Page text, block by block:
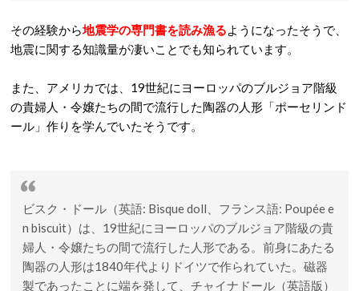
その経験から地震学の専門書を読み漁るようになったそうで、
地震に関する知識量が凄いことでも知られています。
また、アメリカでは、19世紀にヨーロッパのブルジョア階級
の貴婦人・令嬢たちの間で流行した陶器の人形「ポーセリンド
ール」作りを学んでいたそうです。
ビスク・ドール（英語: Bisque doll、フランス語: Poupée e
n biscuit）は、19世紀にヨーロッパのブルジョア階級の貴
婦人・令嬢たちの間で流行した人形である。前身にあたる
陶器の人形は1840年代よりドイツで作られていた。磁器
製であったことに端を発して、チャイナドール（英語版）